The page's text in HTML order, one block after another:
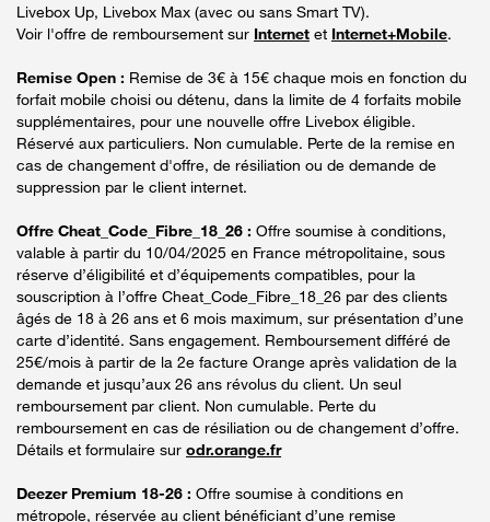
Livebox Up, Livebox Max (avec ou sans Smart TV).
Voir l'offre de remboursement sur Internet et Internet+Mobile.
Remise Open : Remise de 3€ à 15€ chaque mois en fonction du
forfait mobile choisi ou détenu, dans la limite de 4 forfaits mobile
supplémentaires, pour une nouvelle offre Livebox éligible.
Réservé aux particuliers. Non cumulable. Perte de la remise en
cas de changement d'offre, de résiliation ou de demande de
suppression par le client internet.
Offre Cheat_Code_Fibre_18_26 : Offre soumise à conditions,
valable à partir du 10/04/2025 en France métropolitaine, sous
réserve d’éligibilité et d’équipements compatibles, pour la
souscription à l’offre Cheat_Code_Fibre_18_26 par des clients
âgés de 18 à 26 ans et 6 mois maximum, sur présentation d’une
carte d’identité. Sans engagement. Remboursement différé de
25€/mois à partir de la 2e facture Orange après validation de la
demande et jusqu’aux 26 ans révolus du client. Un seul
remboursement par client. Non cumulable. Perte du
remboursement en cas de résiliation ou de changement d’offre.
Détails et formulaire sur odr.orange.fr
Deezer Premium 18-26 : Offre soumise à conditions en
métropole, réservée au client bénéficiant d’une remise